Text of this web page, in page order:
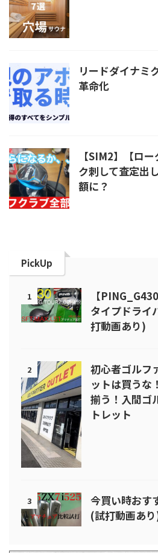
リードダイナミ
革命化
【SIM2】【ロ
ク刺して査定出
額に？
PickUp
1
【
タイプドライ
打動画あり)
2
初心者ゴルフ
ットは買うな
揃う！入間ゴ
トレット
3
今買い時おす
(試打動画あ